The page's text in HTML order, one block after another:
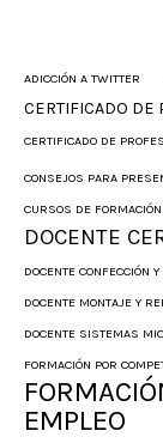
ADICCIÓN A TWITTER
CERTIFICADO DE
CERTIFICADO DE
CONSEJOS PARA
CURSOS DE FORMACIÓN
DOCENTE
DOCENTE CONFECCIÓN
DOCENTE MONTAJE Y
DOCENTE SISTEMAS
FORMACIÓN POR
EMPLEO